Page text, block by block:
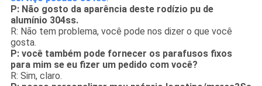
P: Não gosto da aparência deste rodízio pu de
alumínio 304ss.
R: Não tem problema, você pode nos dizer o que você
gosta.
P: você também pode fornecer os parafusos fixos
para mim se eu fizer um pedido com você?
R: Sim, claro.